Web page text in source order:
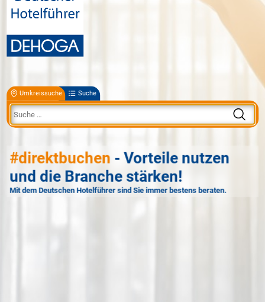
Umkreissuche Suche
#direktbuchen - Vorteile nutzen
und die Branche stärken!
Mit dem Deutschen Hotelführer sind Sie immer bestens beraten.